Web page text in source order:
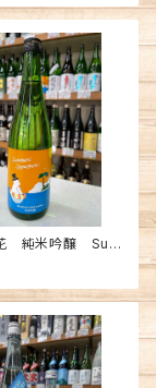
花 純米吟醸 Sum
720ml